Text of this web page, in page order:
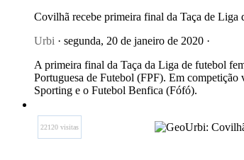
Covilhã recebe primeira final da Taça de Liga
Urbi · segunda, 20 de janeiro de 2020 ·
A primeira final da Taça da Liga de futebol
Portuguesa de Futebol (FPF). Em
Sporting e o Futebol Benfica (Fófó).
22120 visitas